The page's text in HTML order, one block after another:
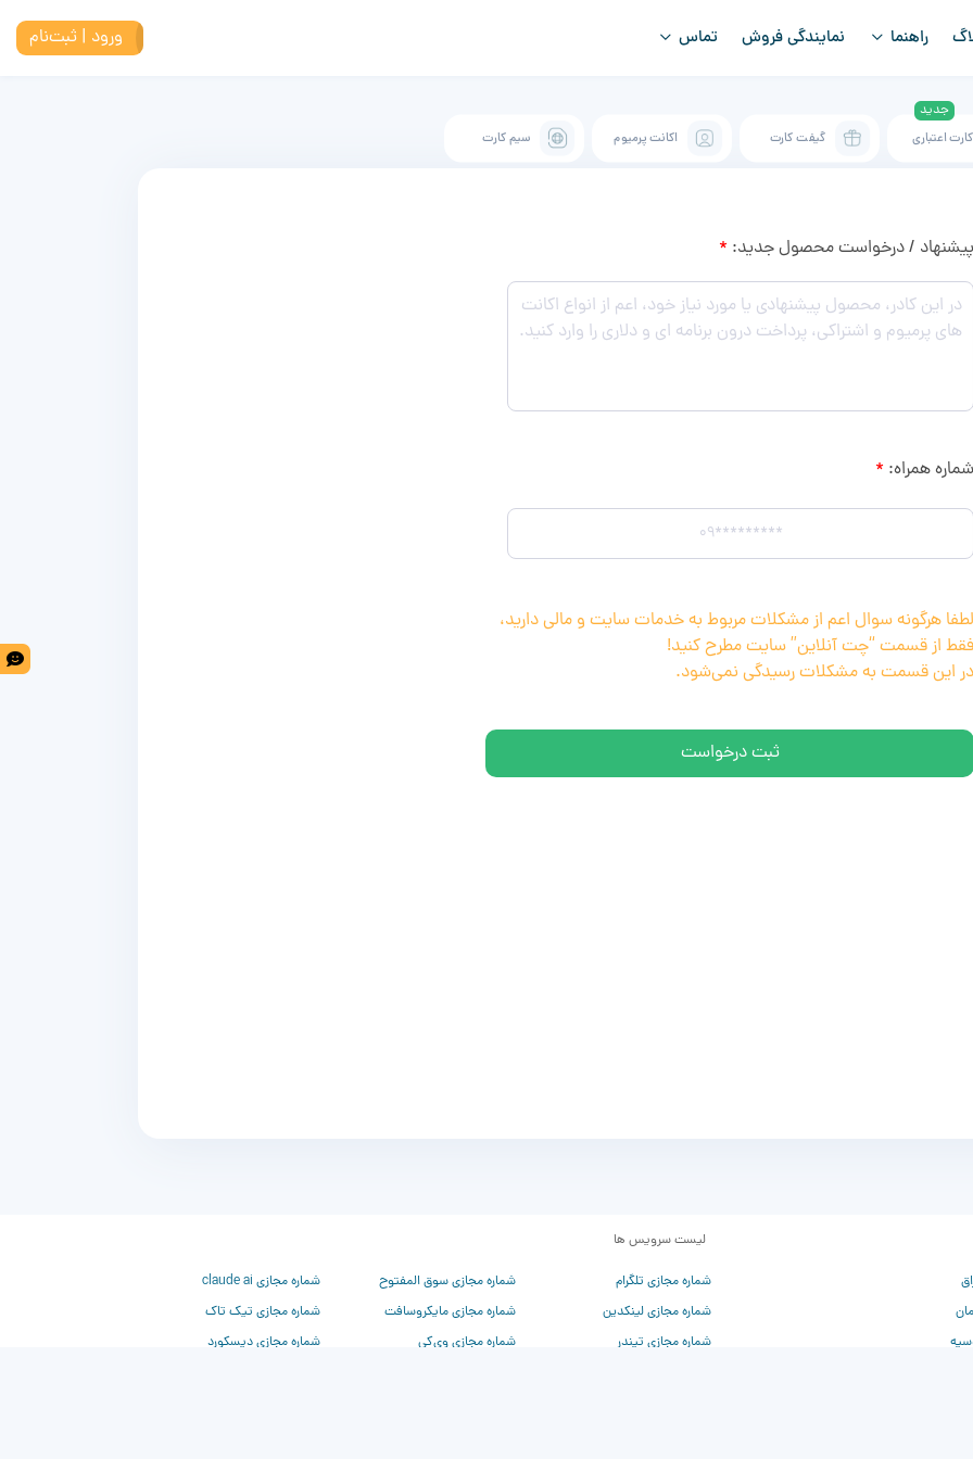
راهنما نمایندگی فروش تماس ورود | ثبت‌نام
کارت اعتباری گیفت کارت اکانت پرمیوم سیم کارت
پیشنهاد / درخواست محصول جدید: *
شماره همراه: *
لطفا هرگونه سوال اعم از مشکلات مربوط به خدمات سایت و مالی دارید،
فقط از قسمت “چت آنلاین” سایت مطرح کنید!
در این قسمت به مشکلات رسیدگی نمی‌شود.
ثبت درخواست
لیست سرویس ها
شماره مجازی تلگرام شماره مجازی سوق المفتوح
شماره مجازی claude ai
شماره مجازی لینکدین
شماره مجازی مایکروسافت
شماره مجازی تیک تاک
شماره مجازی تیندر
شماره مجازی وی‌کی
شماره مجازی دیسکورد